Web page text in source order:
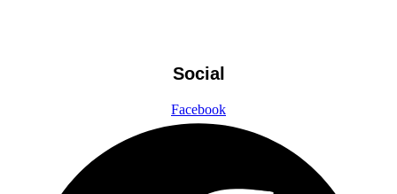
Social
Facebook